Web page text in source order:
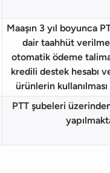
Maaşın 3 yıl boyunca
dair taahhüt
otomatik ödeme
kredili destek hesabı
ürünlerin
PTT şubeleri